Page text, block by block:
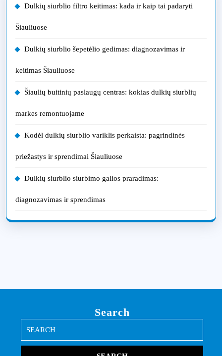
Dulkių siurblio filtro keitimas: kada ir kaip tai padaryti
Šiauliuose
Dulkių siurblio šepetėlio gedimas: diagnozavimas ir
keitimas Šiauliuose
Šiaulių buitinių paslaugų centras: kokias dulkių siurblių
markes remontuojame
Kodėl dulkių siurblio variklis perkaista: pagrindinės
priežastys ir sprendimai Šiauliuose
Dulkių siurblio siurbimo galios praradimas:
diagnozavimas ir sprendimas
Search
for: